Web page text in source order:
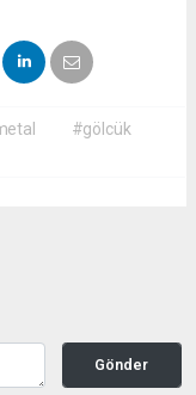
#gölcük
Gönder